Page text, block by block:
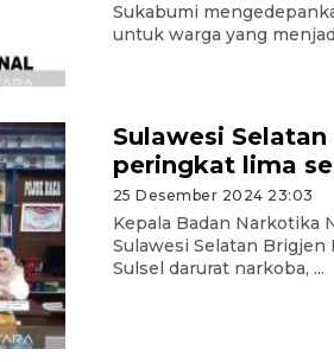
Sukabumi
untuk warga yang
Sulawesi
peringkat lima
25 Desember 2024 23:03
Kepala Badan Narkotika
Sulawesi Selatan Brigjen
Sulsel darurat narkoba, ...
Komisi